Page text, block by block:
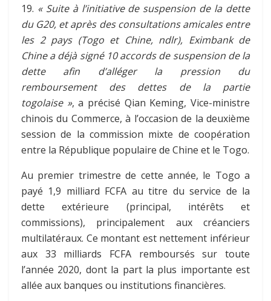
19. « Suite à l’initiative de suspension de la dette
du G20, et après des consultations amicales entre
les 2 pays (Togo et Chine, ndlr), Eximbank de
Chine a déjà signé 10 accords de suspension de la
dette afin d’alléger la pression du
remboursement des dettes de la partie
togolaise », a précisé Qian Keming, Vice-ministre
chinois du Commerce, à l’occasion de la deuxième
session de la commission mixte de coopération
entre la République populaire de Chine et le Togo.
Au premier trimestre de cette année, le Togo a
payé 1,9 milliard FCFA au titre du service de la
dette extérieure (principal, intérêts et
commissions), principalement aux créanciers
multilatéraux. Ce montant est nettement inférieur
aux 33 milliards FCFA remboursés sur toute
l’année 2020, dont la part la plus importante est
allée aux banques ou institutions financières.